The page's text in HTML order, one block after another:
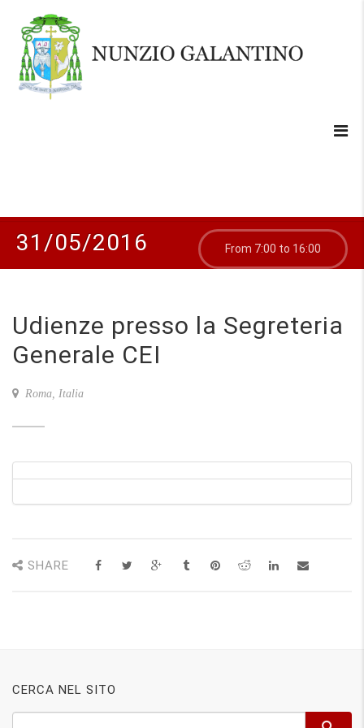
31/05/2016 From 7:00 to 16:00
Udienze presso la Segreteria
Generale CEI
Roma, Italia
SHARE
CERCA NEL SITO